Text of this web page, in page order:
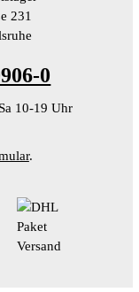
231
0
10-19 Uhr
.